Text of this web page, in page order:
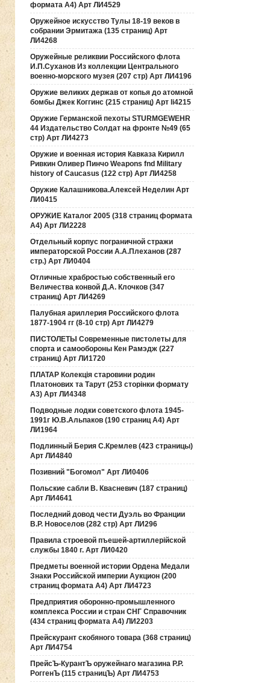
формата А4) Арт ЛИ4529
Оружейное искусство Тулы 18-19 веков в
собрании Эрмитажа (135 страниц) Арт
ЛИ4268
Оружейные реликвии Российского флота
И.П.Суханов Из коллекции Центрального
военно-морского музея (207 стр) Арт ЛИ4196
Оружие великих держав от копья до атомной
бомбы Джек Коггинс (215 страниц) Арт li4215
Оружие Германской пехоты STURMGEWEHR
44 Издательство Солдат на фронте №49 (65
стр) Арт ЛИ4273
Оружие и военная история Кавказа Кирилл
Ривкин Оливер Пинчо Weapons fnd Military
history of Caucasus (122 стр) Арт ЛИ4258
Оружие Калашникова.Алексей Неделин Арт
ЛИ0415
ОРУЖИЕ Каталог 2005 (318 страниц формата
А4) Арт ЛИ2228
Отдельный корпус пограничной стражи
императорской России А.А.Плеханов (287
стр.) Арт ЛИ0404
Отличные храбростью собственный его
Величества конвой Д.А. Клочков (347
страниц) Арт ЛИ4269
Палубная ариллерия Российского флота
1877-1904 гг (8-10 стр) Арт ЛИ4279
ПИСТОЛЕТЫ Современные пистолеты для
спорта и самообороны Кен Рамэдж (227
страниц) Арт ЛИ1720
ПЛАТАР Колекція старовини родин
Платонових та Тарут (253 сторінки формату
А3) Арт ЛИ4348
Подводные лодки советского флота 1945-
1991г Ю.В.Альпаков (190 страниц А4) Арт
ЛИ1964
Подлинный Берия С.Кремлев (423 страницы)
Арт ЛИ4840
Позивний "Богомол" Арт ЛИ0406
Польские сабли В. Квасневич (187 страниц)
Арт ЛИ4641
Последний довод чести Дуэль во Франции
В.Р. Новоселов (282 стр) Арт ЛИ296
Правила строевой пъешей-артиллерiйской
службы 1840 г. Арт ЛИ0420
Предметы военной истории Ордена Медали
Знаки Российской империи Аукцион (200
страниц формата А4) Арт ЛИ4723
Предприятия оборонно-промышленного
комплекса России и стран СНГ Справочник
(434 страниц формата А4) ЛИ2203
Прейскурант скобяного товара (368 страниц)
Арт ЛИ4754
ПрейсЪ-КурантЪ оружейнаго магазина Р.Р.
РоггенЪ (115 страницЪ) Арт ЛИ4753